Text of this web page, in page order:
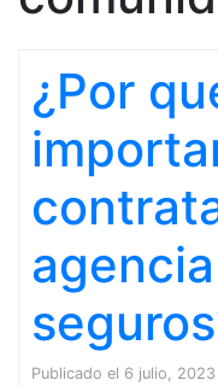
¿Por
Publicado el 6 julio, 2023